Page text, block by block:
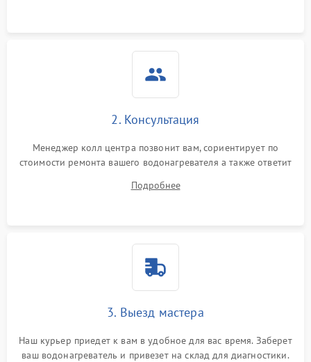
2. Консультация
Менеджер колл центра позвонит вам, сориентирует по
стоимости ремонта вашего водонагревателя а также ответит
Подробнее
3. Выезд мастера
Наш курьер приедет к вам в удобное для вас время. Заберет
ваш водонагреватель и привезет на склад для диагностики.